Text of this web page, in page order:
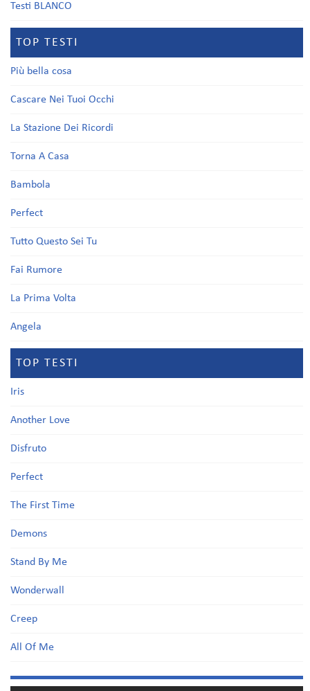
Testi BLANCO
TOP TESTI
Più bella cosa
Cascare Nei Tuoi Occhi
La Stazione Dei Ricordi
Torna A Casa
Bambola
Perfect
Tutto Questo Sei Tu
Fai Rumore
La Prima Volta
Angela
TOP TESTI
Iris
Another Love
Disfruto
Perfect
The First Time
Demons
Stand By Me
Wonderwall
Creep
All Of Me